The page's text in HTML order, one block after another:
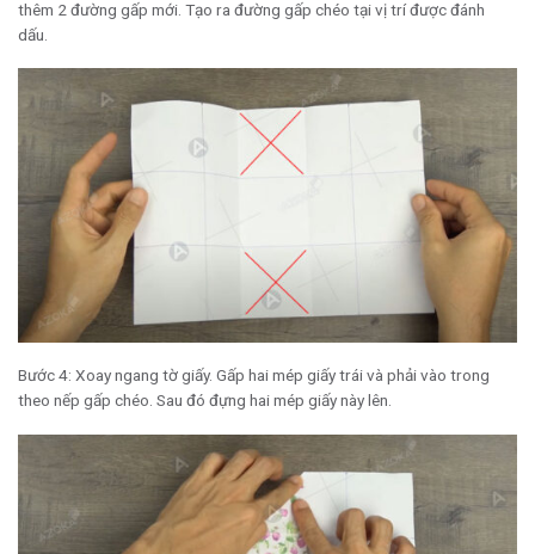
thêm 2 đường gấp mới. Tạo ra đường gấp chéo tại vị trí được đánh
dấu.
Bước 4: Xoay ngang tờ giấy. Gấp hai mép giấy trái và phải vào trong
theo nếp gấp chéo. Sau đó đựng hai mép giấy này lên.